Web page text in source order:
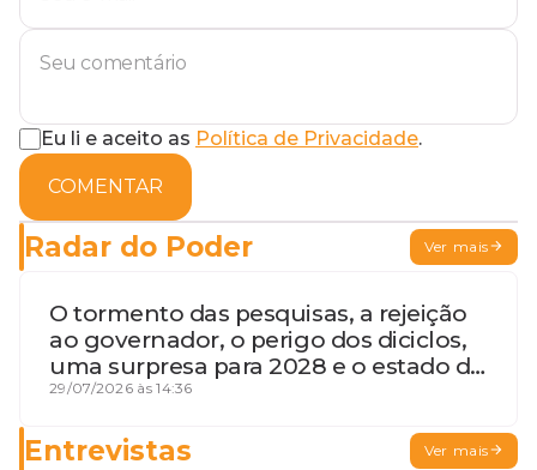
Eu li e aceito as Política de Privacidade.
COMENTAR
Radar do Poder Ver mais
O tormento das pesquisas, a rejeição
ao governador, o perigo dos diciclos,
uma surpresa para 2028 e o estado de
terceira guerra mundial
29/07/2026 às 14:36
Entrevistas Ver mais